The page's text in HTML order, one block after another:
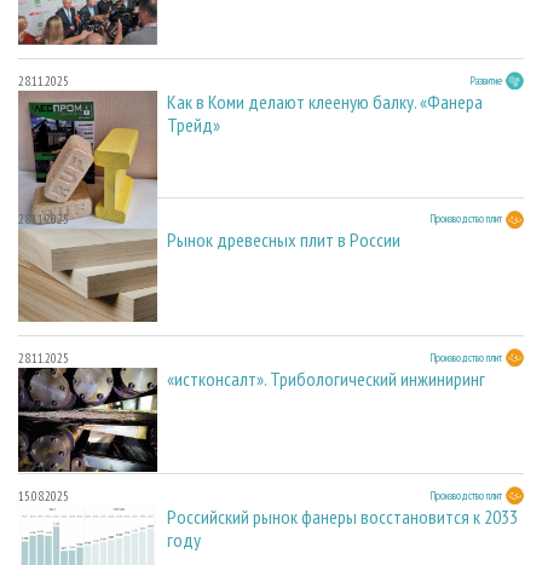
28.11.2025 Развитие
Как в Коми делают клееную балку. «Фанера
Трейд»
28.11.2025 Производство плит
Рынок древесных плит в России
28.11.2025 Производство плит
«истконсалт». Трибологический инжиниринг
15.08.2025 Производство плит
Российский рынок фанеры восстановится к 2033
году